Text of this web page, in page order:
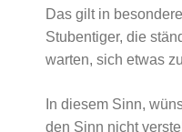
Das gilt in
Stubentiger, die
warten, sich etwas
In diesem Sinn,
den Sinn nicht